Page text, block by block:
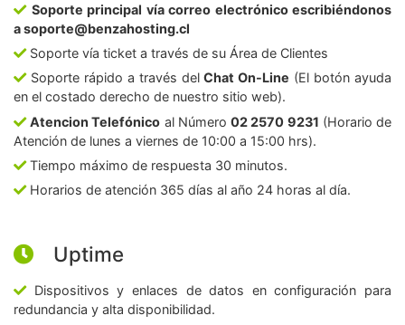
Soporte principal vía correo electrónico escribiéndonos
a soporte@benzahosting.cl
Soporte vía ticket a través de su Área de Clientes
Soporte rápido a través delChat On-Line (El botón ayuda
en el costado derecho de nuestro sitio web).
Atencion Telefónico al Número02 2570 9231 (Horario de
Atención de lunes a viernes de 10:00 a 15:00 hrs).
Tiempo máximo de respuesta 30 minutos.
Horarios de atención 365 días al año 24 horas al día.
Uptime
Dispositivos y enlaces de datos en configuración para
redundancia y alta disponibilidad.